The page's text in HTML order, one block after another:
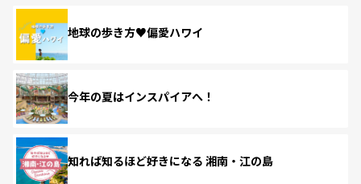
地球の歩き方♥偏愛ハワイ
今年の夏はインスパイアへ！
知れば知るほど好きになる 湘南・江の島